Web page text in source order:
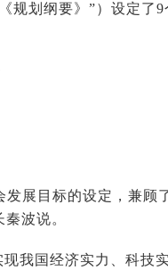
规划纲要》”）设定了
发展目标的设定，兼顾
波说。
我国经济实力、科技